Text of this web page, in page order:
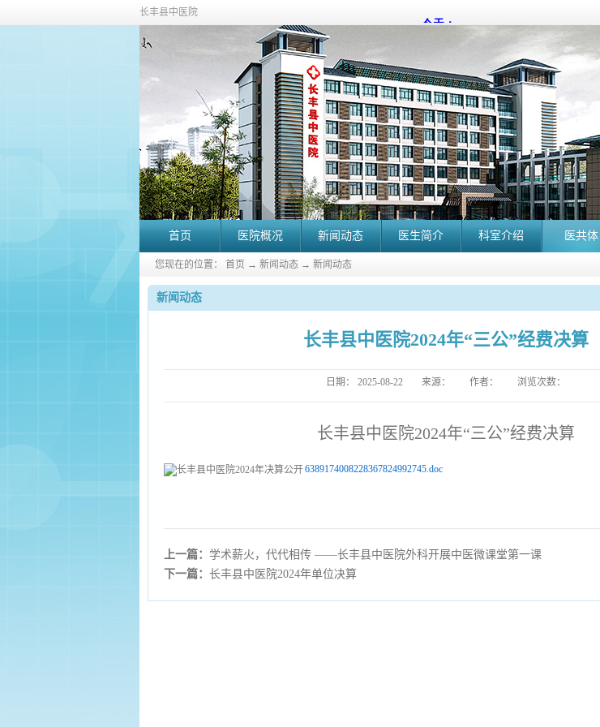
长丰县中医院
首页 医院概况 新闻动态 医生简介 科室介绍 医共体
您现在的位置： 首页 → 新闻动态 → 新闻动态
新闻动态
长丰县中医院2024年“三公”经费决算
日期： 2025-08-22 来源： 作者： 浏览次数：
长丰县中医院2024年“三公”经费决算
6389174008228367824992745.doc
上一篇： 学术薪火，代代相传 ——长丰县中医院外科开展中医微课堂第一课
下一篇： 长丰县中医院2024年单位决算